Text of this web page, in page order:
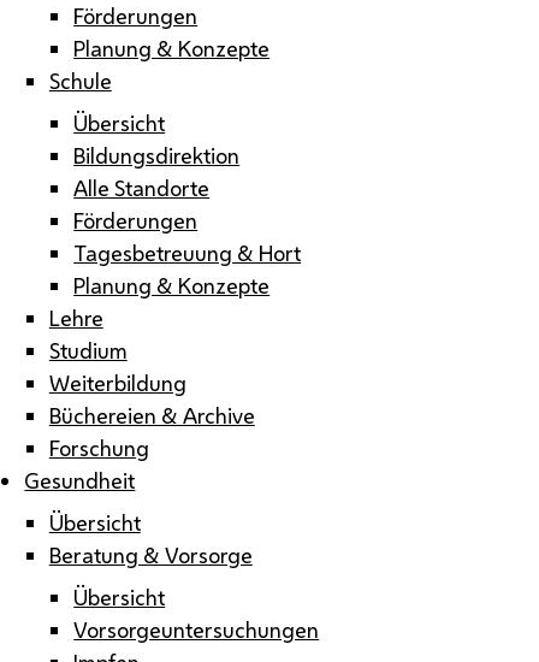
Förderungen
Planung & Konzepte
Schule
Übersicht
Bildungsdirektion
Alle Standorte
Förderungen
Tagesbetreuung & Hort
Planung & Konzepte
Lehre
Studium
Weiterbildung
Büchereien & Archive
Forschung
Gesundheit
Übersicht
Beratung & Vorsorge
Übersicht
Vorsorgeuntersuchungen